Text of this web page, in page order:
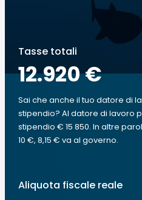
Tasse totali
12.920 €
Sai che anche il tuo datore di
stipendio? Al datore di lavoro
stipendio € 15 850. In altre
10 €, 8,15 € va al governo.
Aliquota fiscale reale